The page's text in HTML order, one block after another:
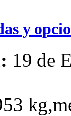
y
19 de